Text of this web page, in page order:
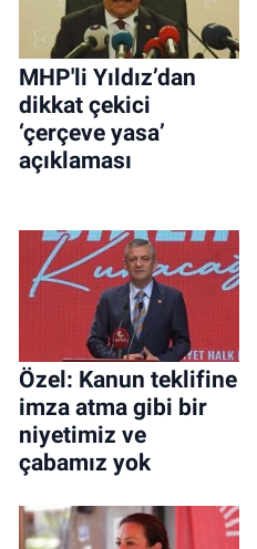
MHP'li Yıldız’dan
dikkat çekici
‘çerçeve yasa’
açıklaması
Özel: Kanun teklifine
imza atma gibi bir
niyetimiz ve
çabamız yok